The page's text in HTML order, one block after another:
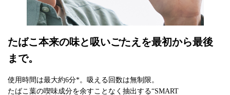
たばこ本来の味と吸いごたえを最初から最後
まで。
使用時間は最大約6分*。吸える回数は無制限。
たばこ葉の喫味成分を余すことなく抽出する“SMART